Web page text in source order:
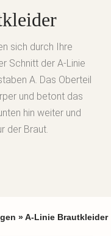
sich durch Ihre
Schnitt der A-Linie
A. Das Oberteil
und betont das
hin weiter und
der Braut.
» A-Linie Brautkleider